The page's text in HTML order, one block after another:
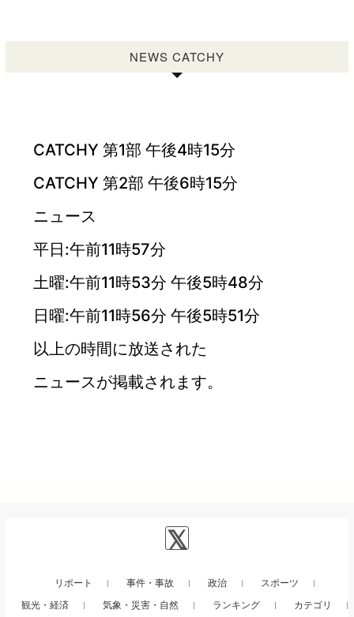
NEWS CATCHY
CATCHY 第1部 午後4時15分
CATCHY 第2部 午後6時15分
ニュース
平日:午前11時57分
土曜:午前11時53分 午後5時48分
日曜:午前11時56分 午後5時51分
以上の時間に放送された
ニュースが掲載されます。
リポート 事件・事故 政治
スポーツ
観光・経済
気象・災害・自然 ランキング カテゴリ